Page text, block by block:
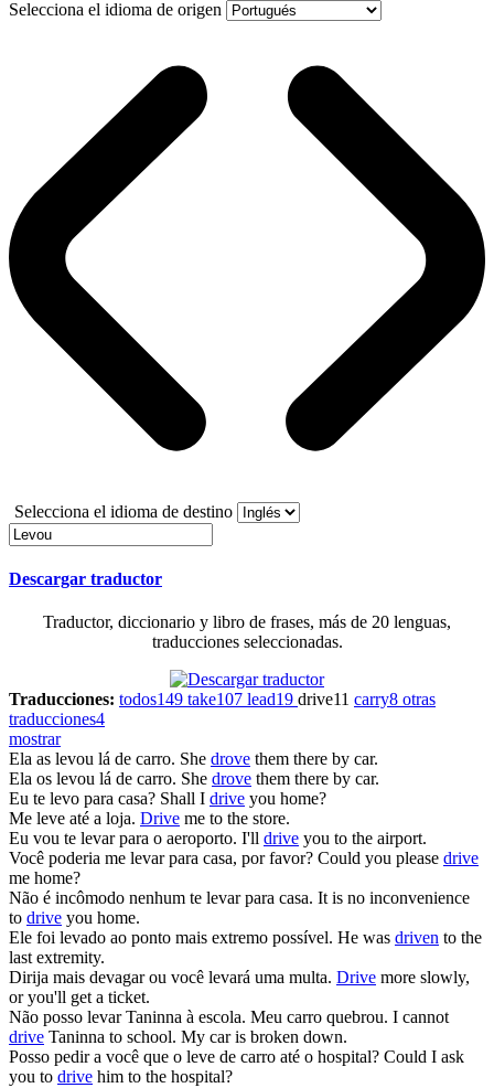
Selecciona el idioma de origen
Selecciona el idioma de destino
Descargar traductor
Traductor, diccionario y libro de frases, más de 20 lenguas,
traducciones seleccionadas.
Traducciones: todos149 take107 lead19 drive11 carry8 otras
traducciones4
mostrar
Ela as levou lá de carro. She drove them there by car.
Ela os levou lá de carro. She drove them there by car.
Eu te levo para casa? Shall I drive you home?
Me leve até a loja. Drive me to the store.
Eu vou te levarpara o aeroporto. I'll drive you to the airport.
Você poderia me levarpara casa, por favor? Could you please drive
me home?
Não é incômodo nenhum te levarpara casa. It is no inconvenience
to drive you home.
Ele foi levado ao ponto mais extremo possível. He was driven to the
last extremity.
Dirija mais devagar ou você levará uma multa. Drive more slowly,
or you'll get a ticket.
Não posso levarTaninna à escola. Meu carro quebrou. I cannot
drive Taninna to school. My car is broken down.
Posso pedir a você que o leve de carro até o hospital? Could I ask
you to drive him to the hospital?